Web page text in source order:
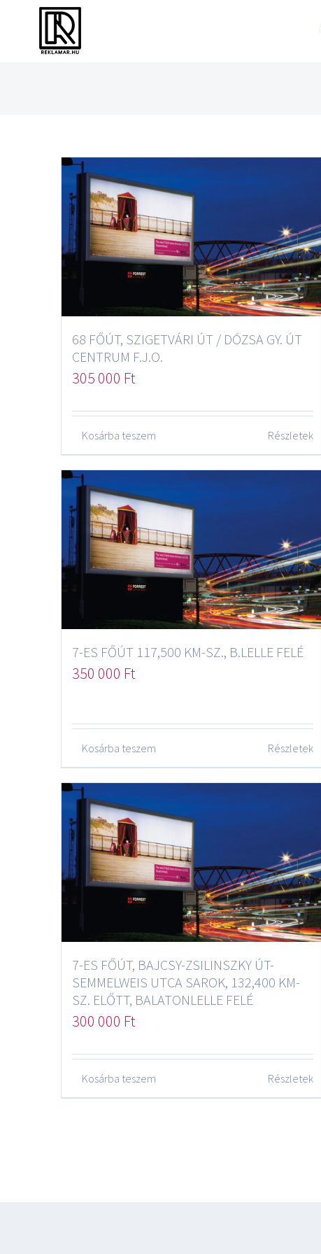
68 FŐÚT, SZIGETVÁRI ÚT / DÓZSA GY. ÚT
CENTRUM F.J.O.
305 000 Ft
Kosárba teszem Részletek
7-ES FŐÚT 117,500 KM-SZ., B.LELLE FELÉ
350 000 Ft
Kosárba teszem Részletek
7-ES FŐÚT, BAJCSY-ZSILINSZKY ÚT-
SEMMELWEIS UTCA SAROK, 132,400 KM-
SZ. ELŐTT, BALATONLELLE FELÉ
300 000 Ft
Kosárba teszem Részletek